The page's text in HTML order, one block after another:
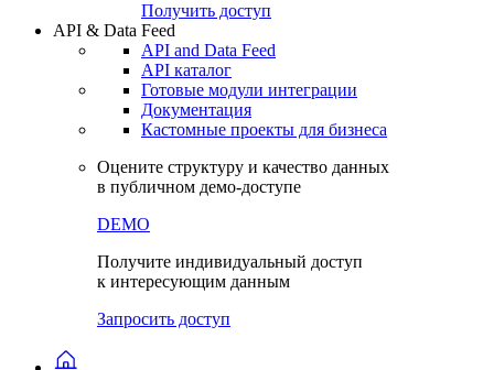
Получить доступ
API & Data Feed
API and Data Feed
API каталог
Готовые модули интеграции
Документация
Кастомные проекты для бизнеса
Оцените структуру и качество данных
в публичном демо-доступе
DEMO
Получите индивидуальный доступ
к интересующим данным
Запросить доступ